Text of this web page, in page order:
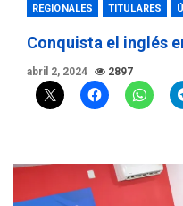
REGIONALES TITULARES
Conquista el inglés
abril 2, 2024 2897